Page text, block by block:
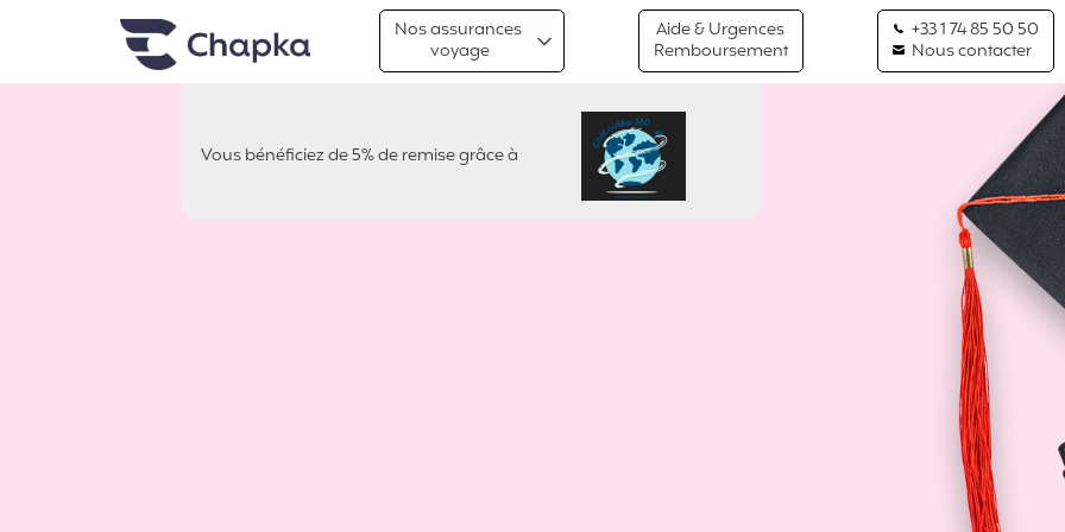
Chapka Assurances Voyages
Nos assurances
voyage
Aide & Urgences
Remboursement
+33 1 74 85 50 50
Nous contacter
Vous bénéficiez de 5% de remise grâce à
Chaloumar 360